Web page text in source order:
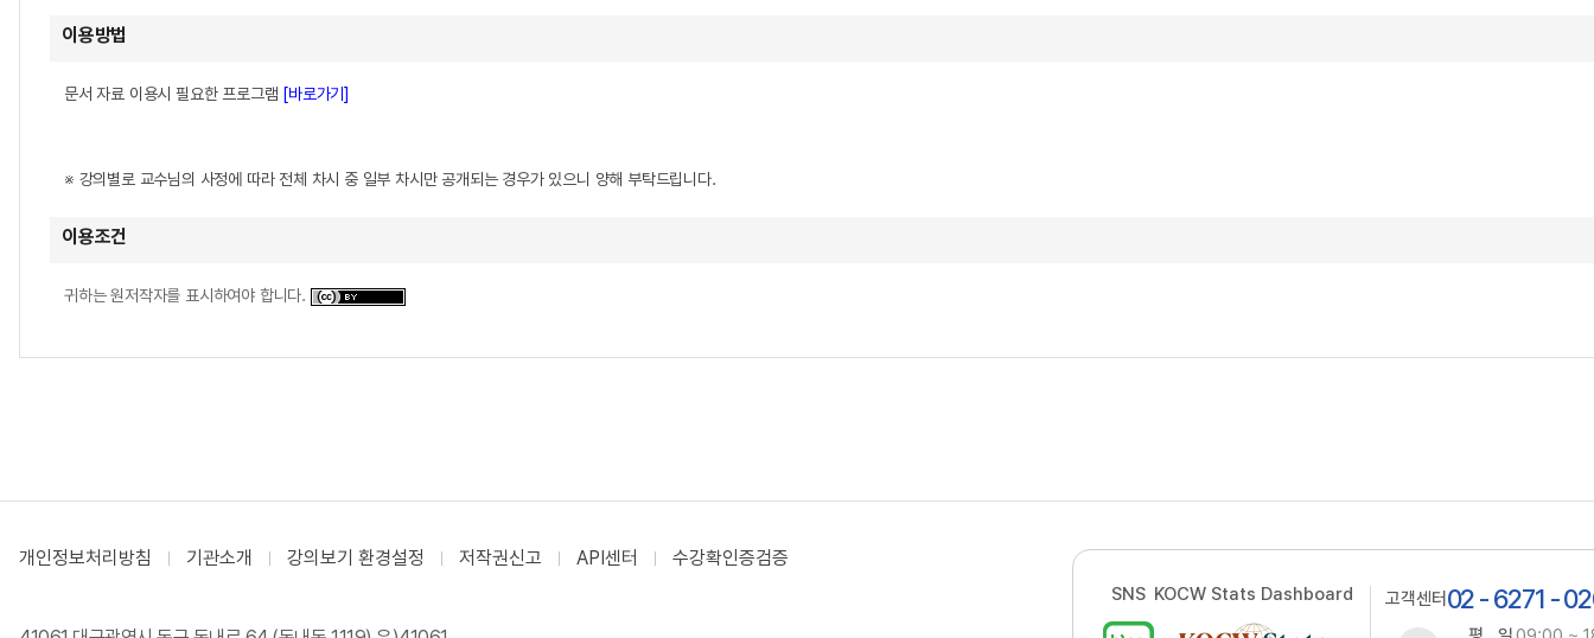
이용방법
문서 자료 이용시 필요한 프로그램 [바로가기]
※ 강의별로 교수님의 사정에 따라 전체 차시 중 일부 차시만 공개되는 경우가 있으니 양해 부탁드립니다.
이용조건
귀하는 원저작자를 표시하여야 합니다.
개인정보처리방침 기관소개 강의보기 환경설정 저작권신고 API센터 수강확인증검증
SNS KOCW Stats Dashboard 고객센터 02 - 6271 -